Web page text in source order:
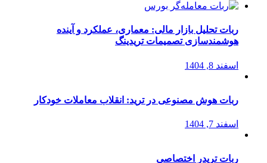
ربات تحلیل بازار مالی: معماری، عملکرد و آینده
هوشمندسازی تصمیمات تریدینگ
اسفند 8, 1404
ربات هوش مصنوعی در ترید: انقلاب معاملات خودکار
اسفند 7, 1404
ربات تریدر اختصاصی